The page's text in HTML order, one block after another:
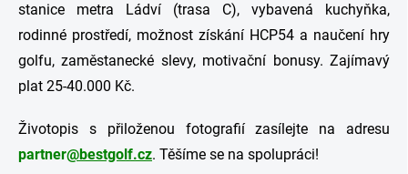
stanice metra Ládví (trasa C), vybavená kuchyňka,
rodinné prostředí, možnost získání HCP54 a naučení hry
golfu, zaměstanecké slevy, motivační bonusy. Zajímavý
plat 25-40.000 Kč.
Životopis s přiloženou fotografií zasílejte na adresu
partner@bestgolf.cz. Těšíme se na spolupráci!